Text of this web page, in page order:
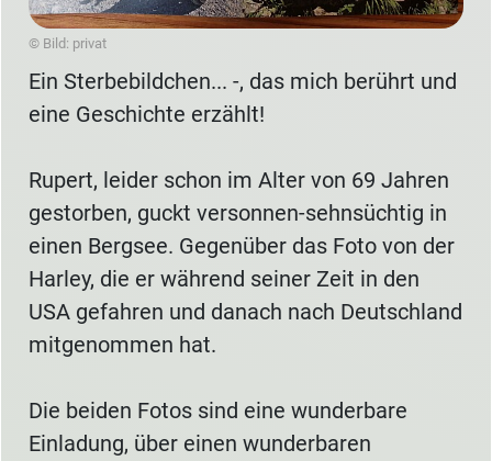
© Bild: privat
Ein Sterbebildchen... -, das mich berührt und
eine Geschichte erzählt!
Rupert, leider schon im Alter von 69 Jahren
gestorben, guckt versonnen-sehnsüchtig in
einen Bergsee. Gegenüber das Foto von der
Harley, die er während seiner Zeit in den
USA gefahren und danach nach Deutschland
mitgenommen hat.
Die beiden Fotos sind eine wunderbare
Einladung, über einen wunderbaren